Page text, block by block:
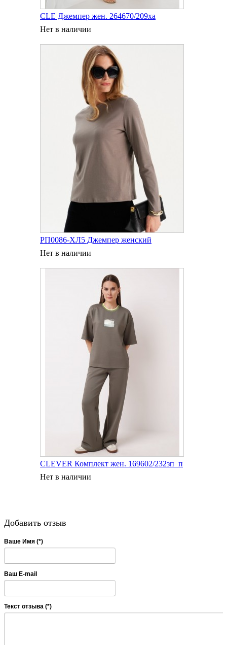
CLE Джемпер жен. 264670/209ха
Нет в наличии
РП0086-ХЛ5 Джемпер женский
Нет в наличии
CLEVER Комплект жен. 169602/232зп_п
Нет в наличии
Добавить отзыв
Ваше Имя (*)
Ваш E-mail
Текст отзыва (*)